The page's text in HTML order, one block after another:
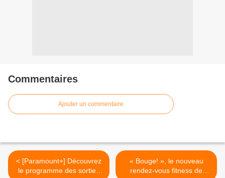
Commentaires
Ajouter un commentaire
< [Paramount+] Découvrez
le programme des sorties
« Bouge! », le nouveau
rendez-vous fitness de